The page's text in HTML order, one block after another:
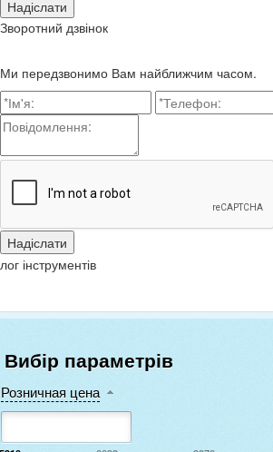
Зворотний дзвінок
Ми передзвонимо Вам найближчим часом.
інструментів
Вибір параметрів
Розничная цена